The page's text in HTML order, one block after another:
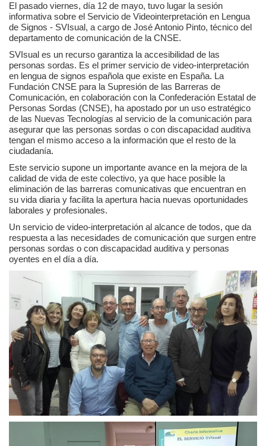
El pasado viernes, día 12 de mayo, tuvo lugar la sesión
informativa sobre el Servicio de Videointerpretación en Lengua
de Signos - SVIsual, a cargo de José Antonio Pinto, técnico del
departamento de comunicación de la CNSE.
SVIsual es un recurso garantiza la accesibilidad de las
personas sordas. Es el primer servicio de video-interpretación
en lengua de signos española que existe en España. La
Fundación CNSE para la Supresión de las Barreras de
Comunicación, en colaboración con la Confederación Estatal de
Personas Sordas (CNSE), ha apostado por un uso estratégico
de las Nuevas Tecnologías al servicio de la comunicación para
asegurar que las personas sordas o con discapacidad auditiva
tengan el mismo acceso a la información que el resto de la
ciudadanía.
Este servicio supone un importante avance en la mejora de la
calidad de vida de este colectivo, ya que hace posible la
eliminación de las barreras comunicativas que encuentran en
su vida diaria y facilita la apertura hacia nuevas oportunidades
laborales y profesionales.
Un servicio de video-interpretación al alcance de todos, que da
respuesta a las necesidades de comunicación que surgen entre
personas sordas o con discapacidad auditiva y personas
oyentes en el día a día.